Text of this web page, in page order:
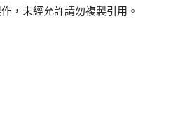
，未經允許請勿複製引用。